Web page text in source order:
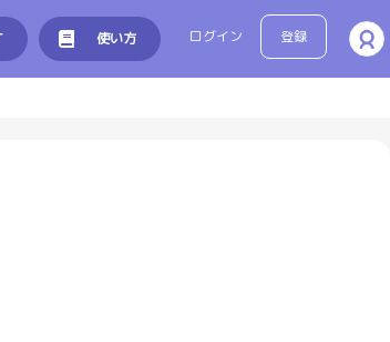
使い方 ログイン 登録